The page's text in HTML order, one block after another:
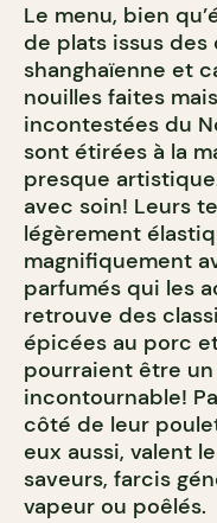
Le menu, bien
de plats issus des
shanghaïenne et
nouilles faites
incontestées du
sont étirées à la
presque
avec soin! Leurs
légèrement
magnifiquement
parfumés qui les
retrouve des
épicées au porc
pourraient être
incontournable!
côté de leur
eux aussi, valent
saveurs, farcis
vapeur ou poêlés.